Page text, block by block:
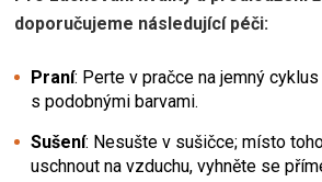
doporučujeme následující péči:
Praní: Perte v pračce na jemný
s podobnými barvami.
Sušení: Nesušte v sušičce; místo
uschnout na vzduchu, vyhněte se